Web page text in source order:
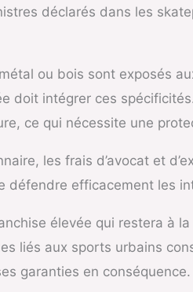
déclarés dans les
ou bois sont exposés
doit intégrer ces
ce qui nécessite une
les frais d’avocat et
défendre efficacement les
élevée qui restera à
liés aux sports urbains
garanties en conséquence.